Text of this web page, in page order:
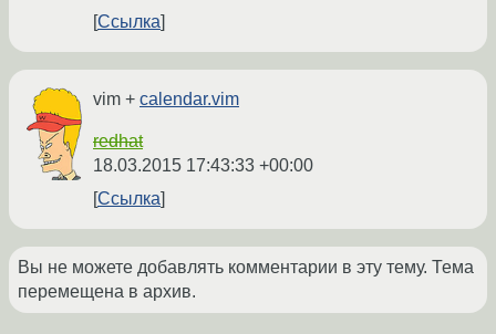
Ссылка
vim + calendar.vim
redhat
18.03.2015 17:43:33 +00:00
Ссылка
Вы не можете добавлять комментарии в эту тему. Тема
перемещена в архив.